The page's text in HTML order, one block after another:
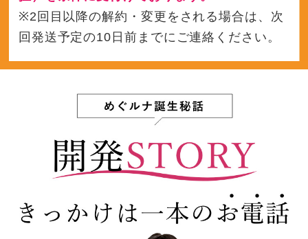
※2回目以降の解約・変更をされる場合は、次
回発送予定の10日前までにご連絡ください。